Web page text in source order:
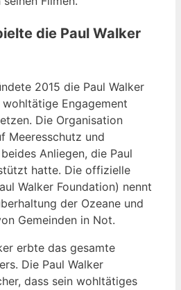
die Paul Walker
2015 die Paul Walker
Engagement
Die Organisation
Meeresschutz und
Anliegen, die Paul
hatte. Die offizielle
Walker Foundation) nennt
der Ozeane und
Gemeinden in Not.
erbte das gesamte
Die Paul Walker
dass sein wohltätiges